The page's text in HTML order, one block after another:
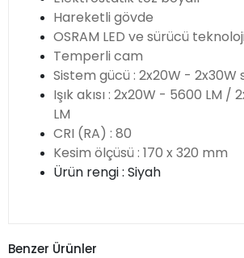
Hareketli gövde
OSRAM LED ve sürücü
Temperli cam
Sistem gücü : 2x20W - 2x30W
Işık akısı : 2x20W - 5600 LM /
LM
CRI (RA) : 80
Kesim ölçüsü : 170 x 320 mm
Ürün rengi : Siyah
Benzer Ürünler